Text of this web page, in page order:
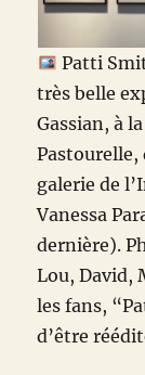
Patti
très belle
Gassian, à
Pastourelle,
galerie de
Vanessa
dernière).
Lou, David,
les fans,
d’être